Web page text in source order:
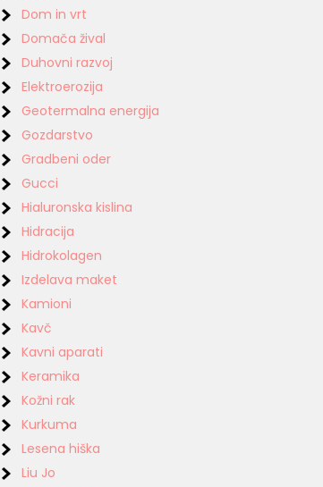
Dom in vrt
Domača žival
Duhovni razvoj
Elektroerozija
Geotermalna energija
Gozdarstvo
Gradbeni oder
Gucci
Hialuronska kislina
Hidracija
Hidrokolagen
Izdelava maket
Kamioni
Kavč
Kavni aparati
Keramika
Kožni rak
Kurkuma
Lesena hiška
Liu Jo